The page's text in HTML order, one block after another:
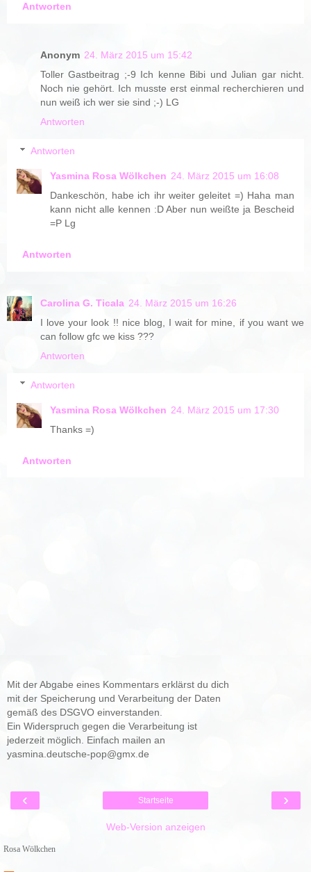
Antworten
Anonym 24. März 2015 um 15:42
Toller Gastbeitrag ;-9 Ich kenne Bibi und Julian gar nicht.
Noch nie gehört. Ich musste erst einmal recherchieren und
nun weiß ich wer sie sind ;-) LG
Antworten
Antworten
Yasmina Rosa Wölkchen 24. März 2015 um 16:08
Dankeschön, habe ich ihr weiter geleitet =) Haha man
kann nicht alle kennen :D Aber nun weißte ja Bescheid
=P Lg
Antworten
Carolina G. Ticala 24. März 2015 um 16:26
I love your look !! nice blog, I wait for mine, if you want we
can follow gfc we kiss ???
Antworten
Antworten
Yasmina Rosa Wölkchen 24. März 2015 um 17:30
Thanks =)
Antworten
Mit der Abgabe eines Kommentars erklärst du dich
mit der Speicherung und Verarbeitung der Daten
gemäß des DSGVO einverstanden.
Ein Widerspruch gegen die Verarbeitung ist
jederzeit möglich. Einfach mailen an
yasmina.deutsche-pop@gmx.de
‹ ›
Startseite
Web-Version anzeigen
Rosa Wölkchen